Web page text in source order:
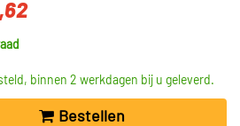
binnen 2 werkdagen bij u geleverd.
Bestellen